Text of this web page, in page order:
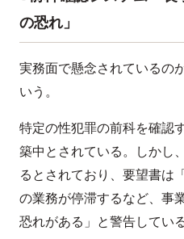
の恐れ」
実務面で懸念されているの
いう。
特定の性犯罪の前科を確認
築中とされている。しかし
るとされており、要望書は
の業務が停滞するなど、事
恐れがある」と警告している